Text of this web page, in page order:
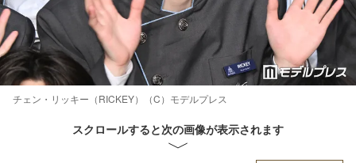
チェン・リッキー（RICKEY）（C）モデルプレス
スクロールすると次の画像が表示されます